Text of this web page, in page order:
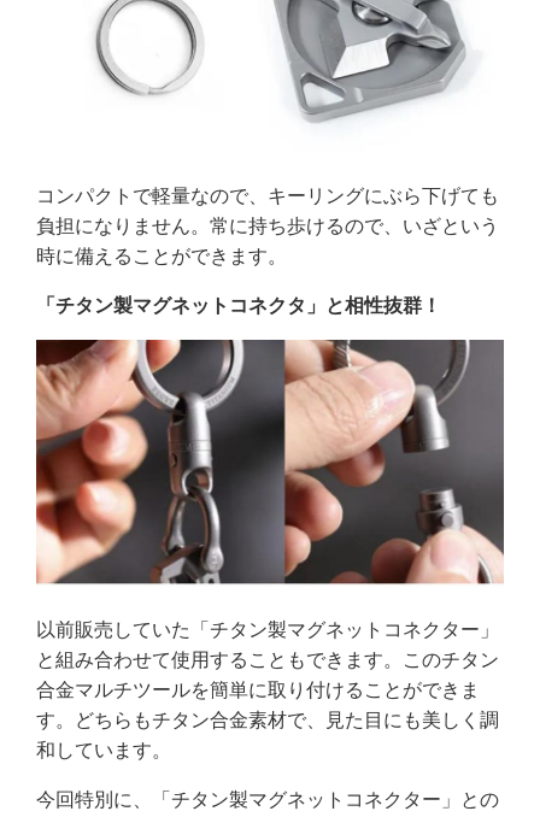
コンパクトで軽量なので、キーリングにぶら下げても
負担になりません。常に持ち歩けるので、いざという
時に備えることができます。
「チタン製マグネットコネクタ」と相性抜群！
以前販売していた「チタン製マグネットコネクター」
と組み合わせて使用することもできます。このチタン
合金マルチツールを簡単に取り付けることができま
す。どちらもチタン合金素材で、見た目にも美しく調
和しています。
今回特別に、「チタン製マグネットコネクター」との